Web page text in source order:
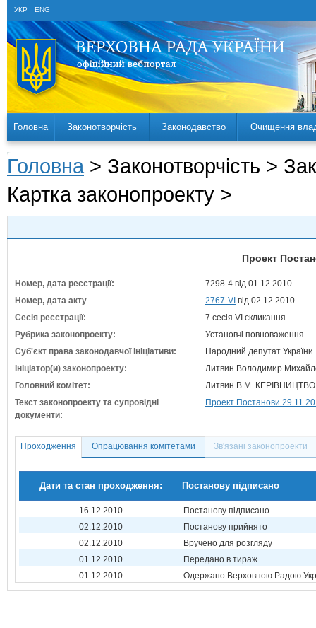
УКР ENG
Головна Законотворчість Законодавство Очищення
Головна > Законотворчість >
Картка законопроекту >
Проект
Номер, дата реєстрації:
7298-4 від 01.12.2010
Номер, дата акту
2767-VI від 02.12.2010
Сесія реєстрації:
7 сесія VI скликання
Рубрика законопроекту:
Установчі повноваження
Суб'єкт права законодавчої ініціативи:
Народний депутат України
Ініціатор(и) законопроекту:
Литвин Володимир
Головний комітет:
Литвин В.М.
Текст законопроекту та супровідні
документи:
Проект Постанови
Проходження Опрацювання комітетами Зв'язані законопроекти
Дати та стан проходження: Постанову підписано
16.12.2010
Постанову підписано
02.12.2010
Постанову прийнято
02.12.2010
Вручено для розгляду
01.12.2010
Передано в тираж
01.12.2010
Одержано Верховною Радою